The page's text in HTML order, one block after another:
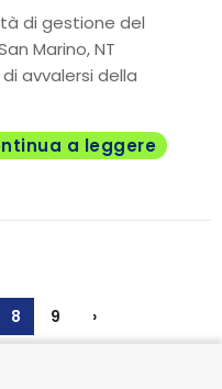
di gestione del
Marino, NT
avvalersi della
a leggere
8 9 ›